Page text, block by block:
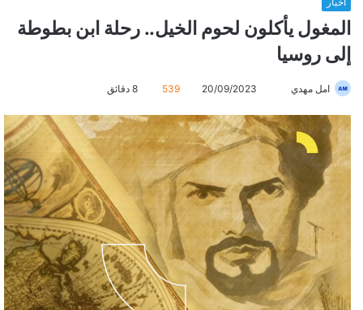
المغول يأكلون لحوم الخيل.. رحلة ابن بطوطة
إلى روسيا
امل مهدي
س
ل
ب
ر
ل
ك
20/09/2023
539